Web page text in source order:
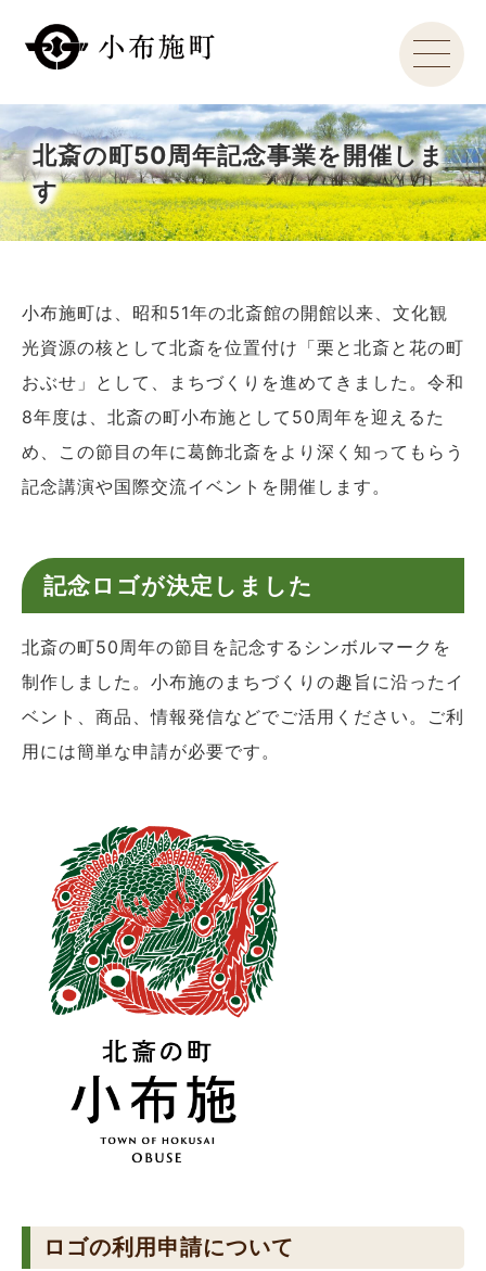
北斎の町50周年記念事業を開催しま
す
小布施町は、昭和51年の北斎館の開館以来、文化観
光資源の核として北斎を位置付け「栗と北斎と花の町
おぶせ」として、まちづくりを進めてきました。令和
8年度は、北斎の町小布施として50周年を迎えるた
め、この節目の年に葛飾北斎をより深く知ってもらう
記念講演や国際交流イベントを開催します。
記念ロゴが決定しました
北斎の町50周年の節目を記念するシンボルマークを
制作しました。小布施のまちづくりの趣旨に沿ったイ
ベント、商品、情報発信などでご活用ください。ご利
用には簡単な申請が必要です。
ロゴの利用申請について